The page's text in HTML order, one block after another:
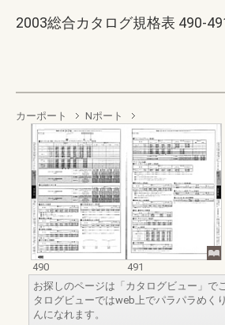
2003総合カタログ規格表 490-
カーポート Nポート
490
491
お探しのページは「カタログビュー」で
タログビューではweb上でパラパラめく
んになれます。